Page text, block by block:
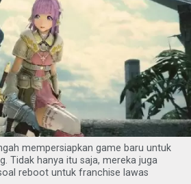
mempersiapkan game baru untuk
Tidak hanya itu saja, mereka juga
reboot untuk franchise lawas